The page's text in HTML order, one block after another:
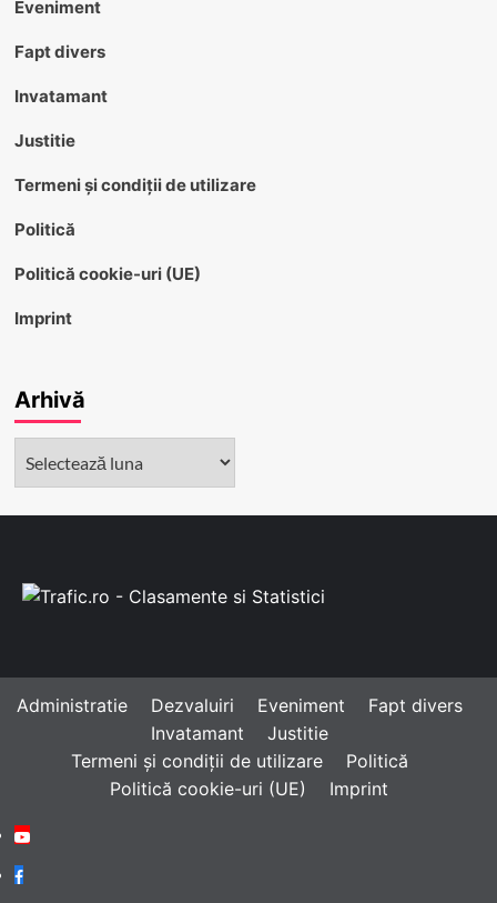
Eveniment
Fapt divers
Invatamant
Justitie
Termeni și condiții de utilizare
Politică
Politică cookie-uri (UE)
Imprint
Arhivă
Administratie Dezvaluiri Eveniment
Fapt divers
Invatamant
Justitie
Termeni și condiții de utilizare
Politică
Politică cookie-uri (UE)
Imprint
Youtube
Facebook